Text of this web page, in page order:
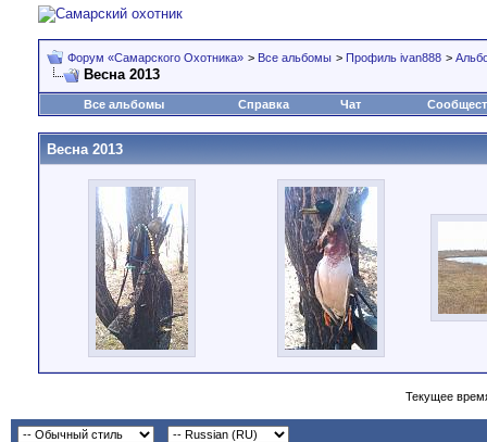
Форум «Самарского Охотника» > Все альбомы > Профиль ivan888 >
Весна 2013
Все альбомы Справка Чат
Весна 2013
Текущее